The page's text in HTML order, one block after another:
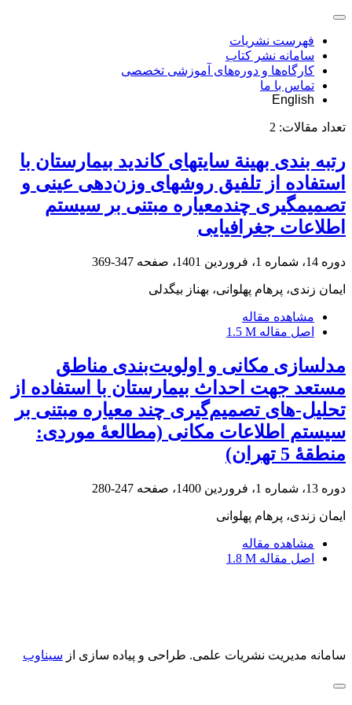
فهرست نشریات
سامانه نشر کتاب
کارگاه‌ها و دوره‌های آموزشی تخصصی
تماس با ما
English
تعداد مقالات: 2
رتبه‏ بندی بهینة سایت‏های کاندید بیمارستان با
استفاده از تلفیق روش‏های وزن‌دهی عینی و
تصمیم‏گیری چندمعیاره مبتنی بر سیستم
اطلاعات جغرافیایی
دوره 14، شماره 1، فروردین 1401، صفحه 347-369
ایمان زندی، پرهام پهلوانی، بهناز بیگدلی
مشاهده مقاله
اصل مقاله 1.5 M
مدلسازی مکانی و اولویت‌بندی مناطق
مستعد جهت احداث بیمارستان با استفاده از
تحلیل-های تصمیم‌گیری چند معیاره مبتنی بر
سیستم اطلاعات مکانی (مطالعۀ موردی:
منطقۀ 5 تهران)
دوره 13، شماره 1، فروردین 1400، صفحه 247-280
ایمان زندی، پرهام پهلوانی
مشاهده مقاله
اصل مقاله 1.8 M
سامانه مدیریت نشریات علمی. طراحی و پیاده سازی از سیناوب